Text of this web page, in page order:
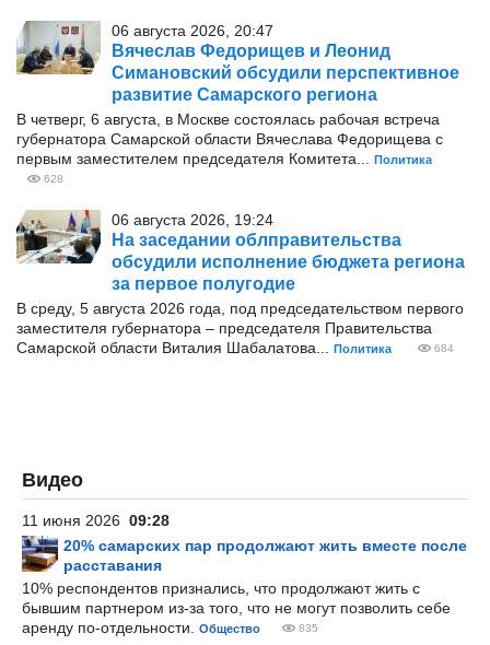
06 августа 2026, 20:47
Вячеслав Федорищев и Леонид
Симановский обсудили перспективное
развитие Самарского региона
В четверг, 6 августа, в Москве состоялась рабочая встреча
губернатора Самарской области Вячеслава Федорищева с
первым заместителем председателя Комитета...
Политика
628
06 августа 2026, 19:24
На заседании облправительства
обсудили исполнение бюджета региона
за первое полугодие
В среду, 5 августа 2026 года, под председательством первого
заместителя губернатора – председателя Правительства
Самарской области Виталия Шабалатова...
Политика 684
Видео
11 июня 2026 09:28
20% самарских пар продолжают жить вместе после
расставания
10% респондентов признались, что продолжают жить с
бывшим партнером из-за того, что не могут позволить себе
аренду по-отдельности.
Общество 835